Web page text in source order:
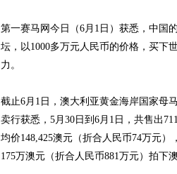
第一赛马网今日（6月1日）获悉，中国
坛，以1000多万元人民币的价格，买下
力。
截止6月1日，澳大利亚黄金海岸国家母
卖行获悉，5月30日到6月1日，共售出
均价148,425澳元（折合人民币74万元
175万澳元（折合人民币881万元）拍下